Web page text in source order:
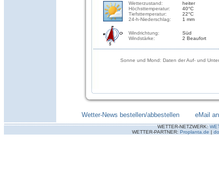
Wetterzustand:
Höchsttemperatur:
Tiefsttemperatur:
24-h-Niederschlag:
heiter
40°C
22°C
1 mm
Windrichtung:
Windstärke:
Süd
2 Beaufort
Sonne und Mond: Daten der Auf- und
Wetter-News bestellen/abbestellen eMail
WETTER-NETZWERK:
WETTER-PARTNER: Proplanta.de |